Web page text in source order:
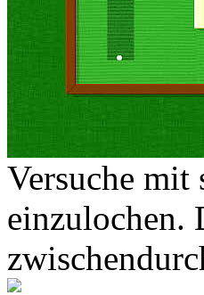
Versuche
einzulochen.